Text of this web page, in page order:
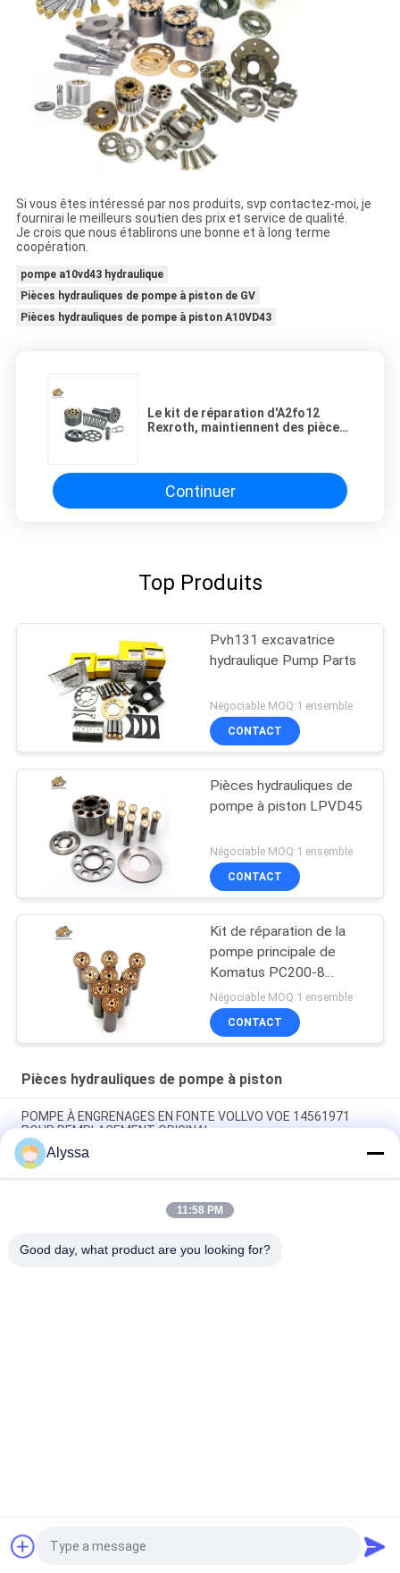
Si vous êtes intéressé par nos produits, svp contactez-moi, je
fournirai le meilleurs soutien des prix et service de qualité.
Je crois que nous établirons une bonne et à long terme
coopération.
pompe a10vd43 hydraulique
Pièces hydrauliques de pompe à piston de GV
Pièces hydrauliques de pompe à piston A10VD43
Le kit de réparation d'A2fo12
Rexroth, maintiennent des pièces
Continuer
Top Produits
Pvh131 excavatrice
hydraulique Pump Parts
Négociable MOQ:1 ensemble
CONTACT
Pièces hydrauliques de
pompe à piston LPVD45
Négociable MOQ:1 ensemble
CONTACT
Kit de réparation de la
pompe principale de
Komatus PC200-8
Pompes hydrauliques
Négociable MOQ:1 ensemble
CONTACT
Pièces hydrauliques de pompe à piston
POMPE À ENGRENAGES EN FONTE VOLLVO VOE 14561971
POUR REMPLACEMENT ORIGINAL
POMPE À ENGRENAGES EN FONTE VOLLVO VOE 14537295
POUR REMPLACEMENT ORIGINAL
Pompes à engrenages en fonte VOLLVO VOE 14782798 pour le
Demandez un devis
Alyssa
11:58 PM
Good day, what product are you looking for?